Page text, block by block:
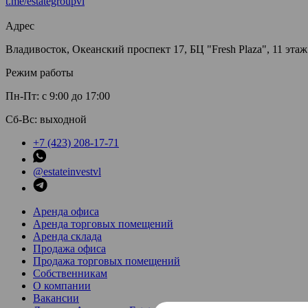
Адрес
Владивосток, Океанский проспект 17, БЦ "Fresh Plaza", 11
Режим работы
Пн-Пт: с 9:00 до 17:00
Сб-Вс: выходной
+7 (423) 208-17-71
@estateinvestvl
Аренда офиса
Аренда торговых помещений
Аренда склада
Продажа офиса
Продажа торговых помещений
Собственникам
О компании
Вакансии